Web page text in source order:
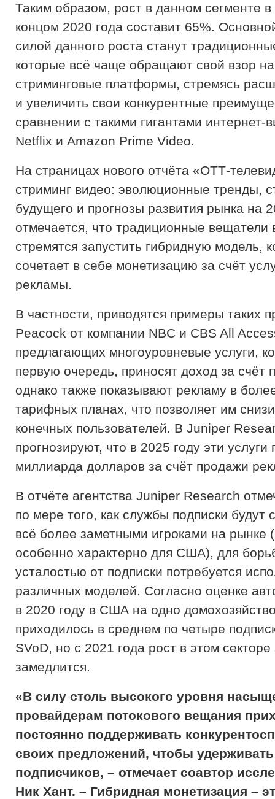
Таким образом, рост в данном сегменте
концом 2020 года составит 65%.
силой данного роста станут
которые всё чаще обращают свой взор на
стриминговые платформы, стремясь
и увеличить свои конкурентные
сравнении с такими гигантами интернет-
Netflix и Amazon Prime Video.
На страницах нового отчёта «ОТТ-
стриминг видео: эволюционные тренды,
будущего и прогнозы развития рынка на
отмечается, что традиционные вещатели
стремятся запустить гибридную модель,
сочетает в себе монетизацию за счёт
рекламы.
В частности, приводятся примеры таких
Peacock от компании NBC и CBS All
предлагающих многоуровневые услуги,
первую очередь, приносят доход за счёт
однако также показывают рекламу в
тарифных планах, что позволяет им
конечных пользователей. В Juniper
прогнозируют, что в 2025 году эти услуги
миллиарда долларов за счёт продажи
В отчёте агентства Juniper Research
по мере того, как службы подписки будут
всё более заметными игроками на рынке
особенно характерно для США), для
усталостью от подписки потребуется
различных моделей. Согласно оценке
в 2020 году в США на одно
приходилось в среднем по четыре
SVoD, но с 2021 года рост в этом секторе
замедлится.
«В силу столь высокого уровня
провайдерам потокового вещания
постоянно поддерживать
своих предложений, чтобы удерживать
подписчиков, – отмечает соавтор
Ник Хант. – Гибридная монетизация –